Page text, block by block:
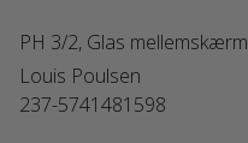
PH 3/2, Glas mellemskærm
Louis Poulsen
237-5741481598